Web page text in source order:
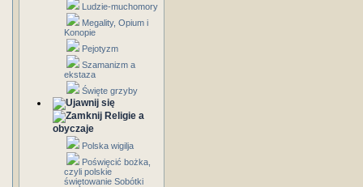
Ludzie-muchomory
Megality, Opium i
Konopie
Pejotyzm
Szamanizm a
ekstaza
Święte grzyby
Religie a
obyczaje
Polska wigilja
Poświęcić bożka,
czyli polskie
świętowanie Sobótki